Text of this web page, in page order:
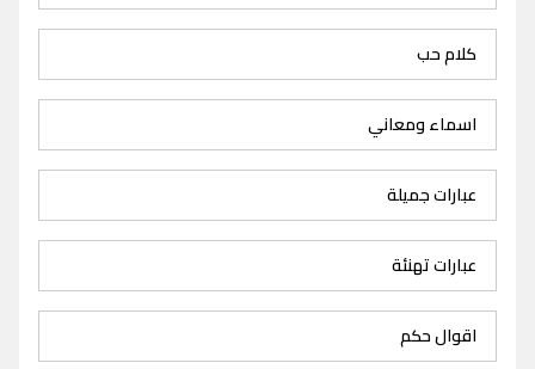
كلام حب
اسماء ومعاني
عبارات جميلة
عبارات تهنئة
اقوال حكم